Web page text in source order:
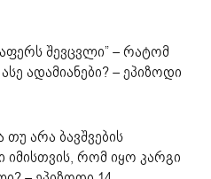
შევცვლი” – რატომ
ადამიანები? – ეპიზოდი
თუ არა ბავშვების
იმისთვის, რომ იყო კარგი